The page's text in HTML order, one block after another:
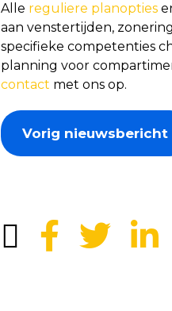
Alle reguliere planopties
aan venstertijden,
specifieke competenties
planning voor
contact met ons op.
Vorig nieuwsbericht